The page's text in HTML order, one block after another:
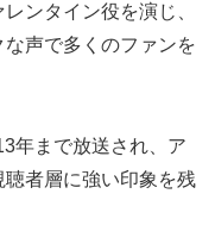
ンタイン役を演じ、
声で多くのファンを
年まで放送され、ア
者層に強い印象を残